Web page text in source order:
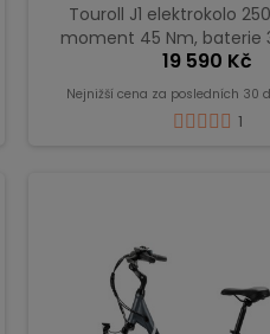
Touroll J1 elektrokolo
moment 45 Nm, baterie
dojezd až 100 km,
Černá
19 590 Kč
Nejnižší cena za posledních 30
1